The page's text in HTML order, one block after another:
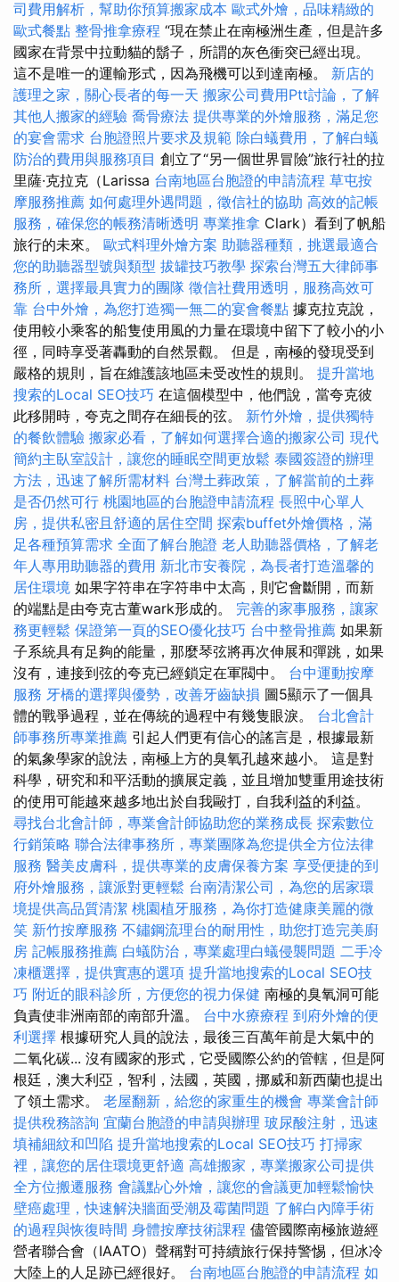
司費用解析，幫助你預算搬家成本 歐式外燴，品味精緻的
歐式餐點 整骨推拿療程 “現在禁止在南極洲生產，但是許多
國家在背景中拉動貓的鬍子，所謂的灰色衝突已經出現。
這不是唯一的運輸形式，因為飛機可以到達南極。 新店的
護理之家，關心長者的每一天 搬家公司費用Ptt討論，了解
其他人搬家的經驗 喬骨療法 提供專業的外燴服務，滿足您
的宴會需求 台胞證照片要求及規範 除白蟻費用，了解白蟻
防治的費用與服務項目 創立了“另一個世界冒險”旅行社的拉
里薩·克拉克（Larissa 台南地區台胞證的申請流程 草屯按
摩服務推薦 如何處理外遇問題，徵信社的協助 高效的記帳
服務，確保您的帳務清晰透明 專業推拿 Clark）看到了帆船
旅行的未來。 歐式料理外燴方案 助聽器種類，挑選最適合
您的助聽器型號與類型 拔罐技巧教學 探索台灣五大律師事
務所，選擇最具實力的團隊 徵信社費用透明，服務高效可
靠 台中外燴，為您打造獨一無二的宴會餐點 據克拉克說，
使用較小乘客的船隻使用風的力量在環境中留下了較小的小
徑，同時享受著轟動的自然景觀。 但是，南極的發現受到
嚴格的規則，旨在維護該地區未受改性的規則。 提升當地
搜索的Local SEO技巧 在這個模型中，他們說，當夸克彼
此移開時，夸克之間存在細長的弦。 新竹外燴，提供獨特
的餐飲體驗 搬家必看，了解如何選擇合適的搬家公司 現代
簡約主臥室設計，讓您的睡眠空間更放鬆 泰國簽證的辦理
方法，迅速了解所需材料 台灣土葬政策，了解當前的土葬
是否仍然可行 桃園地區的台胞證申請流程 長照中心單人
房，提供私密且舒適的居住空間 探索buffet外燴價格，滿
足各種預算需求 全面了解台胞證 老人助聽器價格，了解老
年人專用助聽器的費用 新北市安養院，為長者打造溫馨的
居住環境 如果字符串在字符串中太高，則它會斷開，而新
的端點是由夸克古董wark形成的。 完善的家事服務，讓家
務更輕鬆 保證第一頁的SEO優化技巧 台中整骨推薦 如果新
子系統具有足夠的能量，那麼琴弦將再次伸展和彈跳，如果
沒有，連接到弦的夸克已經鎖定在軍閥中。 台中運動按摩
服務 牙橋的選擇與優勢，改善牙齒缺損 圖5顯示了一個具
體的戰爭過程，並在傳統的過程中有幾隻眼淚。 台北會計
師事務所專業推薦 引起人們更有信心的謠言是，根據最新
的氣象學家的說法，南極上方的臭氧孔越來越小。 這是對
科學，研究和和平活動的擴展定義，並且增加雙重用途技術
的使用可能越來越多地出於自我毆打，自我利益的利益。
尋找台北會計師，專業會計師協助您的業務成長 探索數位
行銷策略 聯合法律事務所，專業團隊為您提供全方位法律
服務 醫美皮膚科，提供專業的皮膚保養方案 享受便捷的到
府外燴服務，讓派對更輕鬆 台南清潔公司，為您的居家環
境提供高品質清潔 桃園植牙服務，為你打造健康美麗的微
笑 新竹按摩服務 不鏽鋼流理台的耐用性，助您打造完美廚
房 記帳服務推薦 白蟻防治，專業處理白蟻侵襲問題 二手冷
凍櫃選擇，提供實惠的選項 提升當地搜索的Local SEO技
巧 附近的眼科診所，方便您的視力保健 南極的臭氧洞可能
負責使非洲南部的南部升溫。 台中水療療程 到府外燴的便
利選擇 根據研究人員的說法，最後三百萬年前是大氣中的
二氧化碳... 沒有國家的形式，它受國際公約的管轄，但是阿
根廷，澳大利亞，智利，法國，英國，挪威和新西蘭也提出
了領土需求。 老屋翻新，給您的家重生的機會 專業會計師
提供稅務諮詢 宜蘭台胞證的申請與辦理 玻尿酸注射，迅速
填補細紋和凹陷 提升當地搜索的Local SEO技巧 打掃家
裡，讓您的居住環境更舒適 高雄搬家，專業搬家公司提供
全方位搬遷服務 會議點心外燴，讓您的會議更加輕鬆愉快
壁癌處理，快速解決牆面受潮及霉菌問題 了解白內障手術
的過程與恢復時間 身體按摩技術課程 儘管國際南極旅遊經
營者聯合會（IAATO）聲稱對可持續旅行保持警惕，但冰冷
大陸上的人足跡已經很好。 台南地區台胞證的申請流程 如